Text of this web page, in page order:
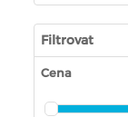
Filtrovat
Cena